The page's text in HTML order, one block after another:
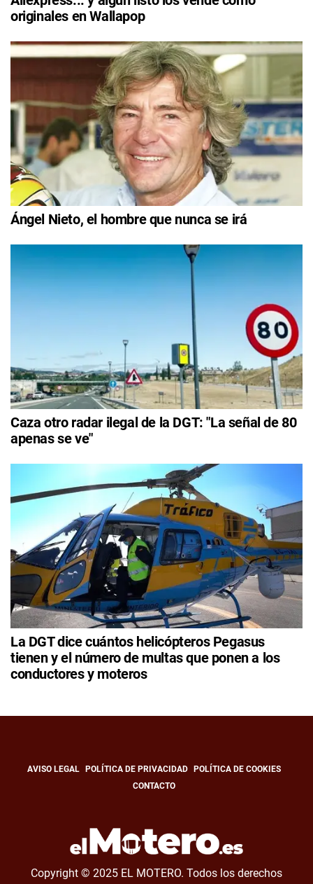
originales en Wallapop
Ángel Nieto, el hombre que nunca se irá
Caza otro radar ilegal de la DGT: "La señal de 80
apenas se ve"
La DGT dice cuántos helicópteros Pegasus
tienen y el número de multas que ponen a los
conductores y moteros
AVISO LEGAL POLÍTICA DE PRIVACIDAD
POLÍTICA DE COOKIES
CONTACTO
Copyright © 2025 EL MOTERO. Todos los derechos